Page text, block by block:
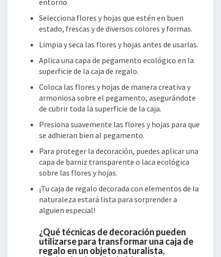
entorno.
Selecciona flores y hojas que estén en buen
estado, frescas y de diversos colores y formas.
Limpia y seca las flores y hojas antes de usarlas.
Aplica una capa de pegamento ecológico en la
superficie de la caja de regalo.
Coloca las flores y hojas de manera creativa y
armoniosa sobre el pegamento, asegurándote
de cubrir toda la superficie de la caja.
Presiona suavemente las flores y hojas para que
se adhieran bien al pegamento.
Para proteger la decoración, puedes aplicar una
capa de barniz transparente o laca ecológica
sobre las flores y hojas.
¡Tu caja de regalo decorada con elementos de la
naturaleza estará lista para sorprender a
alguien especial!
¿Qué técnicas de decoración pueden
utilizarse para transformar una caja de
regalo en un objeto naturalista,